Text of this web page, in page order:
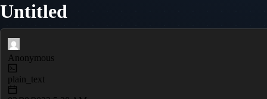
Untitled
Anonymous
plain_text